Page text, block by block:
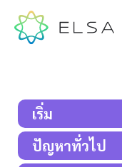
เริ่ม
ปัญหาทั่วไป